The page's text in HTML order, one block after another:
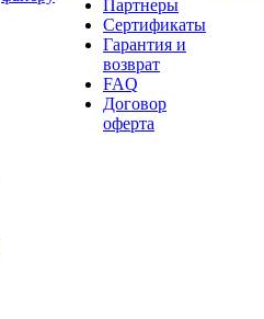
Партнеры
Сертификаты
Гарантия и
возврат
FAQ
Договор
оферта